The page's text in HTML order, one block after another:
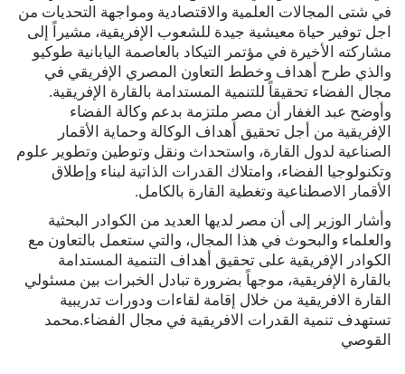
في شتى المجالات العلمية والاقتصادية ومواجهة التحديات من
اجل توفير حياة معيشية جيدة للشعوب الإفريقية، مشيراً إلى
مشاركته الأخيرة في مؤتمر التيكاد بالعاصمة اليابانية طوكيو
والذي طرح أهداف وخطط التعاون المصري الإفريقي في
مجال الفضاء تحقيقاً للتنمية المستدامة بالقارة الإفريقية.
وأوضح عبد الغفار أن مصر ملتزمة بدعم وكالة الفضاء
الإفريقية من أجل تحقيق أهداف الوكالة وحماية الأقمار
الصناعية لدول القارة، واستحداث ونقل وتوطين وتطوير علوم
وتكنولوجيا الفضاء، وامتلاك القدرات الذاتية لبناء وإطلاق
الأقمار الاصطناعية وتغطية القارة بالكامل.
وأشار الوزير إلى أن مصر لديها العديد من الكوادر البحثية
والعلماء والبحوث في هذا المجال، والتي ستعمل بالتعاون مع
الكوادر الإفريقية على تحقيق أهداف التنمية المستدامة
بالقارة الإفريقية، موجهاً بضرورة تبادل الخبرات بين مسئولي
القارة الافريقية من خلال إقامة لقاءات ودورات تدريبية
تستهدف تنمية القدرات الافريقية في مجال الفضاء.محمد
القوصي